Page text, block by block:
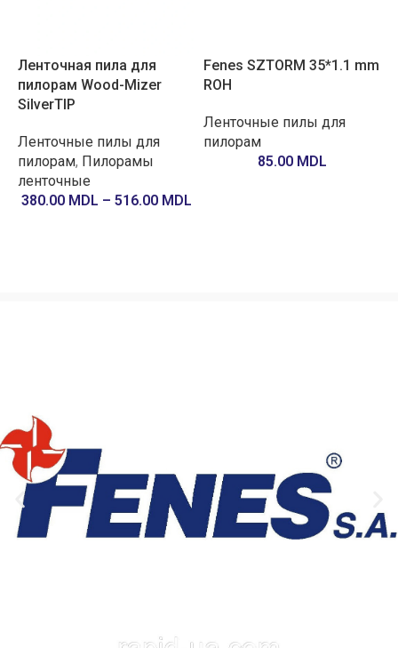
Ленточная пила для
пилорам Wood-Mizer
SilverTIP
Ленточные пилы для
пилорам, Пилорамы
ленточные
380.00 MDL – 516.00 MDL
Fenes SZTORM 35*1.1 mm
ROH
Ленточные пилы для
пилорам
85.00 MDL